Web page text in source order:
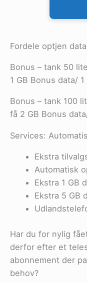
Fordele optjen
Bonus – tank 50
1 GB Bonus data/
Bonus – tank 100
få 2 GB Bonus
Services:
Ekstra
Automatisk
Ekstra 1
Ekstra 5 GB
Har du for nylig
derfor efter et
abonnement der
behov?